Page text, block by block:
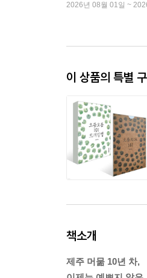
2026년 08월 01일 ~
이 상품의 특별
책소개
제주 머묾 10년 차,